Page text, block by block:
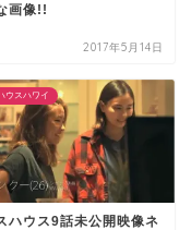
画像!!
2017年5月14日
ウスハワイ
ハウス9話未公開映像ネ